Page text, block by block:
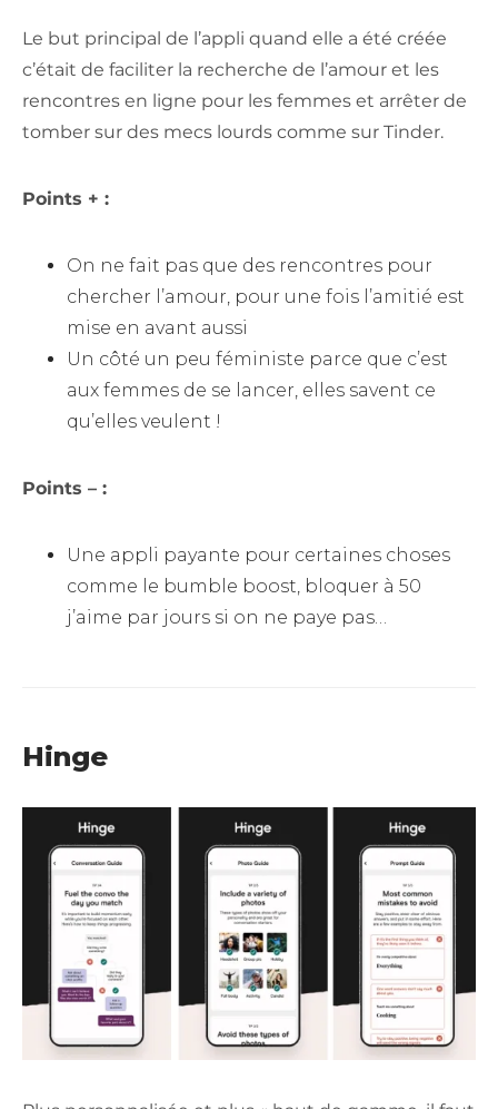
Le but principal de l’appli quand elle a été créée
c’était de faciliter la recherche de l’amour et les
rencontres en ligne pour les femmes et arrêter de
tomber sur des mecs lourds comme sur Tinder.
Points + :
On ne fait pas que des rencontres pour
chercher l’amour, pour une fois l’amitié est
mise en avant aussi
Un côté un peu féministe parce que c’est
aux femmes de se lancer, elles savent ce
qu’elles veulent !
Points – :
Une appli payante pour certaines choses
comme le bumble boost, bloquer à 50
j’aime par jours si on ne paye pas…
Hinge